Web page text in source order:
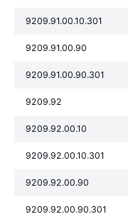
9209.91.00.10.301
9209.91.00.90
9209.91.00.90.301
9209.92
9209.92.00.10
9209.92.00.10.301
9209.92.00.90
9209.92.00.90.301